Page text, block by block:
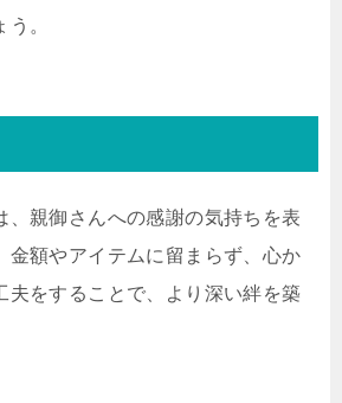
。
、親御さんへの感謝の気持ちを表
金額やアイテムに留まらず、心か
夫をすることで、より深い絆を築